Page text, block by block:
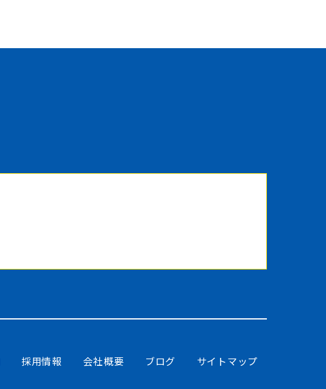
採用情報 会社概要 ブログ
サイトマップ